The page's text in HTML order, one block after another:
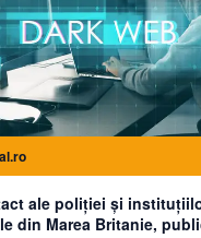
ale poliției și
din Marea Britanie,